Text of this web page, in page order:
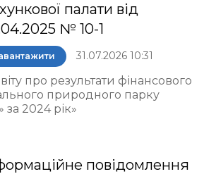
палати від
№ 10-1
31.07.2026 10:31
про результати фінансового
природного парку
за 2024 рік»
повідомлення